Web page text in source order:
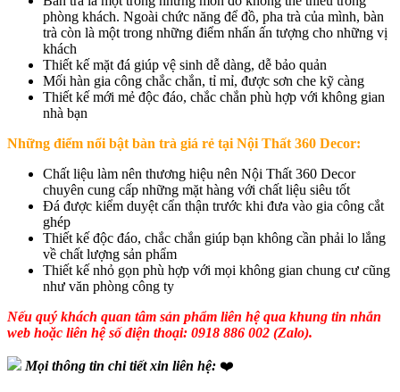
phòng khách. Ngoài chức năng để đồ, pha trà của mình, bàn
trà còn là một trong những điểm nhấn ấn tượng cho những vị
khách
Thiết kế mặt đá giúp vệ sinh dễ dàng, dễ bảo quản
Mối hàn gia công chắc chắn, tỉ mỉ, được sơn che kỹ càng
Thiết kế mới mẻ độc đáo, chắc chắn phù hợp với không gian
nhà bạn
Những điểm nổi bật bàn trà giá rẻ tại Nội Thất 360 Decor:
Chất liệu làm nên thương hiệu nên Nội Thất 360 Decor
chuyên cung cấp những mặt hàng với chất liệu siêu tốt
Đá được kiểm duyệt cẩn thận trước khi đưa vào gia công cắt
ghép
Thiết kế độc đáo, chắc chắn giúp bạn không cần phải lo lắng
về chất lượng sản phẩm
Thiết kế nhỏ gọn phù hợp với mọi không gian chung cư cũng
như văn phòng công ty
Nếu quý khách quan tâm sản phẩm liên hệ qua khung tin nhắn
web hoặc liên hệ số điện thoại: 0918 886 002 (Zalo).
Mọi thông tin chi tiết xin liên hệ: ❤️